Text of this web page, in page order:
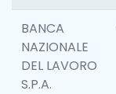
BANCA
NAZIONALE
DEL LAVORO
S.P.A.